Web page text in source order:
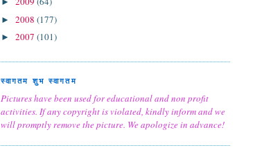
► 2008 (177)
► 2007 (101)
स्वागतम शुभ स्वागतम
Pictures have been used for educational and non profit
activities. If any copyright is violated, kindly inform and we
will promptly remove the picture. We apologize in advance!